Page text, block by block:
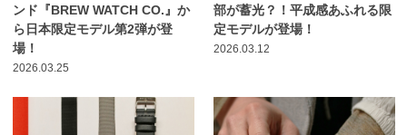
ンド『BREW WATCH CO.』か
ら日本限定モデル第2弾が登
場！
2026.03.25
部が蓄光？！平成感あふれる限
定モデルが登場！
2026.03.12